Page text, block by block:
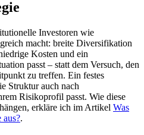
Investoren wie
macht: breite Diversifikation
Kosten und ein
passt – statt dem Versuch, den
zu treffen. Ein festes
Struktur auch nach
Risikoprofil passt. Wie diese
erkläre ich im Artikel Was
aus?.